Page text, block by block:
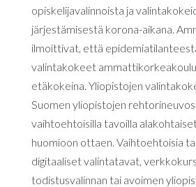
opiskelijavalinnoista ja
järjestämisestä korona-aikana.
ilmoittivat, että
valintakokeet
etäkokeina. Yliopistojen
Suomen yliopistojen
vaihtoehtoisilla tavoilla
huomioon ottaen. Vaihtoehtoisia
digitaaliset valintatavat,
todistusvalinnan tai avoimen